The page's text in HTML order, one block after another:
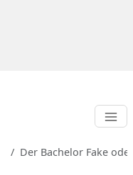
Der Bachelor Fake